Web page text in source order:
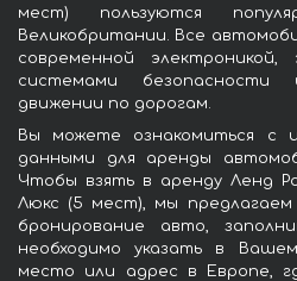
мест) пользуются
Великобритании. Все
современной
системами
движении по дорогам.
Вы можете ознакомиться с
данными для аренды
Чтобы взять в аренду Ленд
Люкс (5 мест), мы
бронирование авто,
необходимо указать в
место или адрес в Европе,